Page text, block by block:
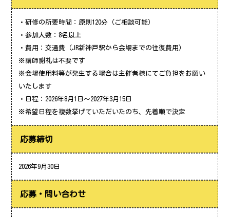
・研修の所要時間：原則120分（ご相談可能）
・参加人数：8名以上
・費用：交通費（JR新神戸駅から会場までの往復費用）
※講師謝礼は不要です
※会場使用料等が発生する場合は主催者様にてご負担をお願い
いたします
・日程：2026年8月1日～2027年3月15日
※希望日程を複数挙げていただいたのち、先着順で決定
応募締切
2026年9月30日
応募・問い合わせ